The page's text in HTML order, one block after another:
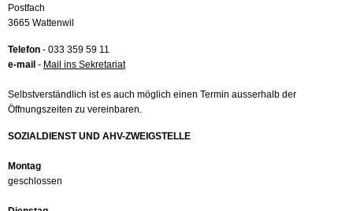
Postfach
3665 Wattenwil
Telefon - 033 359 59 11
e-mail - Mail ins Sekretariat
Selbstverständlich ist es auch möglich einen Termin ausserhalb der
Öffnungszeiten zu vereinbaren.
SOZIALDIENST UND AHV-ZWEIGSTELLE
Montag
geschlossen